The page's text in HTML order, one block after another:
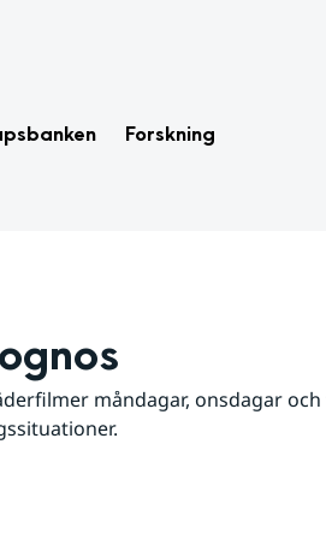
Forskning
måndagar, onsdagar